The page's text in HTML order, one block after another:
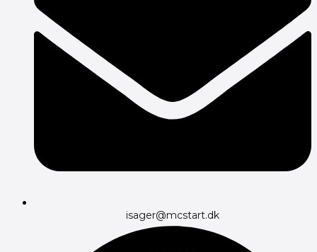
isager@mcstart.dk